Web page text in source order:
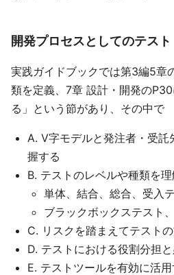
開発プロセスとしてのテスト
実践ガイドブックでは第3編5章
類を定義、7章 設計・開発の
る」という節があり、その中で
A. V字モデルと発注者・受
握する
B. テストのレベルや種類を理
単体、結合、総合、受入
ブラックボックステスト
C. リスクを踏まえてテスト
D. テストにおける役割分担
E. テストツールを有効に活用